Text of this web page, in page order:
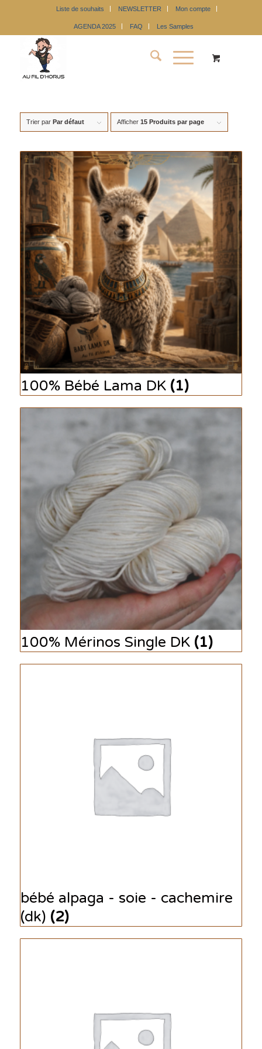
Liste de souhaits NEWSLETTER Mon compte
AGENDA 2025 FAQ Les Samples
Trier par Par défaut Afficher 15 Produits par page
100% Bébé Lama DK (1)
100% Mérinos Single DK (1)
bébé alpaga - soie - cachemire
(dk) (2)